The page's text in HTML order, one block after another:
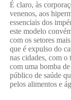
É claro, às
venenos, aos
essenciais dos
este modelo
com os setores
que é expulso do
nas cidades, com o
com uma bomba
público de saúde
pelos alimentos e